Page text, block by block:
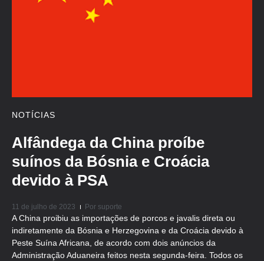
NOTÍCIAS
Alfândega da China proíbe
suínos da Bósnia e Croácia
devido à PSA
11 de julho de 2023 Por suporte
A China proibiu as importações de porcos e javalis direta ou
indiretamente da Bósnia e Herzegovina e da Croácia devido à
Peste Suína Africana, de acordo com dois anúncios da
Administração Aduaneira feitos nesta segunda-feira. Todos os